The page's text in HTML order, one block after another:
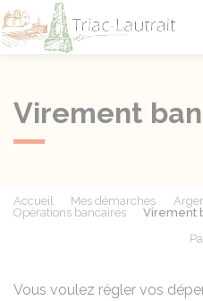
Virement
Accueil Mes démarches
Opérations bancaires
Virement
Vous voulez régler vos